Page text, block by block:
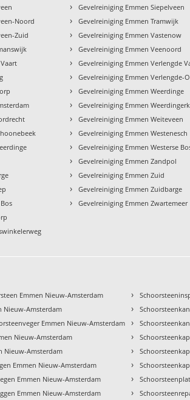
Noord
Zuid
› Gevelreiniging Emmen Siepelveen
› Gevelreiniging Emmen Tramwijk
› Gevelreiniging Emmen Vastenow
› Gevelreiniging Emmen Veenoord
› Gevelreiniging Emmen Verlengde
› Gevelreiniging Emmen Verlengde-
› Gevelreiniging Emmen Weerdinge
› Gevelreiniging Emmen
› Gevelreiniging Emmen Weiteveen
› Gevelreiniging Emmen Westenesch
› Gevelreiniging Emmen Westerse
› Gevelreiniging Emmen Zandpol
› Gevelreiniging Emmen Zuid
› Gevelreiniging Emmen Zuidbarge
› Gevelreiniging Emmen Zwartemeer
Emmen Nieuw-Amsterdam
Nieuw-Amsterdam
Emmen Nieuw-Amsterdam
Nieuw-Amsterdam
Nieuw-Amsterdam
Emmen Nieuw-Amsterdam
Emmen Nieuw-Amsterdam
Emmen Nieuw-Amsterdam
›
›
›
›
›
›
›
›